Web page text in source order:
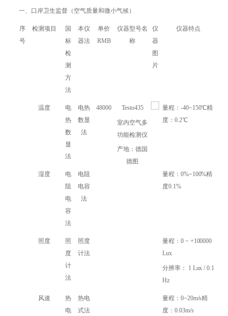
一、口岸卫生监督（空气质量和微小气候）
序
号
检测项目
国
标
检
测
方
法
本仪
器法
单价
RMB
仪器型号名
称
仪
器
图
片
仪器特点
温度 电
热
数
显
法
电热
数显
法
48000 Testo435
室内空气多
功能检测仪
产地：德国
德图
量程：-40~150℃精
度：0.2℃
湿度
电
阻
电
容
法
电阻
电容
法
量程：0%~100%精
度0.1%
照度 照
度
计
法
照度
计法
量程： 0 ~ +100000
Lux
分辨率： 1 Lux / 0.1
Hz
风速 热
电
热电
式法
量程：0~20m/s精
度：0.03m/s